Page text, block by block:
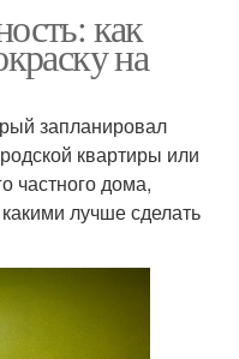
как
на
запланировал
квартиры или
частного дома,
лучше сделать